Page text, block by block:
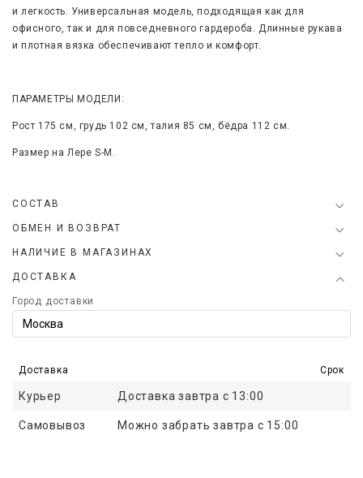
и легкость. Универсальная модель, подходящая как для
офисного, так и для повседневного гардероба. Длинные рукава
и плотная вязка обеспечивают тепло и комфорт.
ПАРАМЕТРЫ МОДЕЛИ:
Рост 175 см, грудь 102 см, талия 85 см, бёдра 112 см.
Размер на Лере S-M .
СОСТАВ
ОБМЕН И ВОЗВРАТ
НАЛИЧИЕ В МАГАЗИНАХ
ДОСТАВКА
Город доставки
Доставка Срок
Курьер Доставка завтра с 13:00
Самовывоз Можно забрать завтра с 15:00